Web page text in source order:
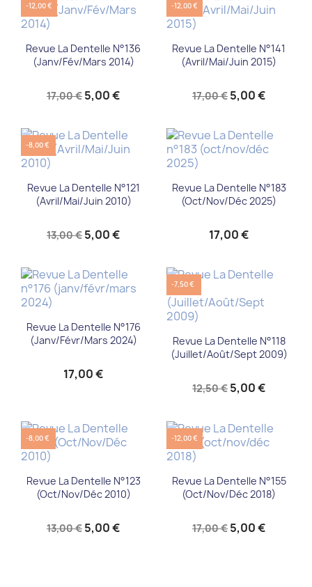
Revue La Dentelle N°136
(Janv/Fév/Mars 2014)
17,00 € 5,00 €
-12,00 €
Revue La Dentelle N°141
(Avril/Mai/Juin 2015)
17,00 € 5,00 €
-12,00 €
Revue La Dentelle N°121
(Avril/Mai/Juin 2010)
13,00 € 5,00 €
-8,00 €
Revue La Dentelle N°183
(oct/nov/déc 2025)
17,00 €
Revue La Dentelle N°176
(janv/févr/mars 2024)
17,00 €
Revue La Dentelle N°118
(Juillet/Août/Sept 2009)
12,50 € 5,00 €
-7,50 €
Revue La Dentelle N°123
(Oct/Nov/Déc 2010)
13,00 € 5,00 €
-8,00 €
Revue La Dentelle N°155
(oct/nov/déc 2018)
17,00 € 5,00 €
-12,00 €